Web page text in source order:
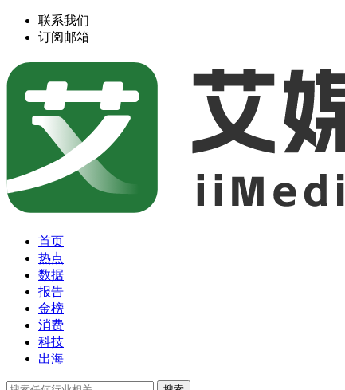
联系我们
订阅邮箱
首页
热点
数据
报告
金榜
消费
科技
出海